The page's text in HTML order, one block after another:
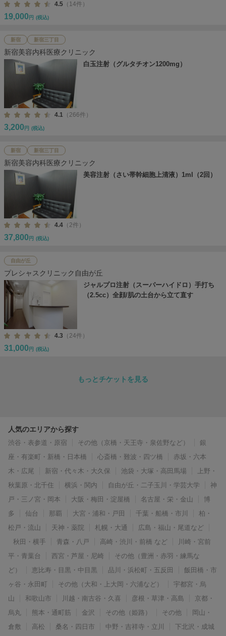
4.5 （14件）
19,000 円 (税込)
新宿 新宿三丁目
新宿美容内科医療クリニック
白玉注射（グルタチオン1200mg）
4.1 （266件）
3,200 円 (税込)
新宿 新宿三丁目
新宿美容内科医療クリニック
美容注射（さい帯幹細胞上清液）1ml（2回）
4.4 （2件）
37,800 円 (税込)
自由が丘
プレシャスクリニック自由が丘
ジャルプロ注射（スーパーハイドロ）手打ち
（2.5cc）全顔/肌の土台から立て直す
4.3 （24件）
31,000 円 (税込)
もっとチケットを見る
人気のエリアから探す
渋谷・表参道・原宿 その他（京橋・天王寺・泉佐野など）
銀
座・有楽町・新橋・日本橋
心斎橋・難波・四ツ橋
赤坂・六本
木・広尾
新宿・代々木・大久保 池袋・大塚・高田馬場
上野・
秋葉原・北千住
横浜・関内 自由が丘・二子玉川・学芸大学
神
戸・三ノ宮・岡本
大阪・梅田・淀屋橋 名古屋・栄・金山
博
多
仙台 那覇 大宮・浦和・戸田 千葉・船橋・市川
柏・
松戸・流山
天神・薬院 札幌・大通
広島・福山・尾道など
秋田・横手
青森・八戸 高崎・渋川・前橋 など
川崎・宮前
平・青葉台
西宮・芦屋・尼崎
その他（豊洲・赤羽・練馬な
ど）
恵比寿・目黒・中目黒 品川・浜松町・五反田
飯田橋・市
ヶ谷・永田町
その他（大和・上大岡・六浦など）
宇都宮・烏
山
和歌山市 川越・南古谷・久喜 彦根・草津・高島
京都・
烏丸
熊本・通町筋 金沢 その他（姫路） その他
岡山・
倉敷
高松 桑名・四日市 中野・吉祥寺・立川
下北沢・成城